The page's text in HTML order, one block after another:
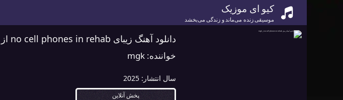
کیو ای موزیک
موسیقی زنده می‌ماند و زندگی می‌بخشد
دانلود آهنگ زیبای no cell phones in rehab از mgk
خواننده: mgk
سال انتشار: 2025
پخش آنلاین